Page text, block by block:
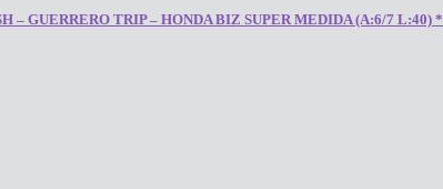
– GUERRERO TRIP – HONDA BIZ SUPER MEDIDA (A:6/7 L:40) *